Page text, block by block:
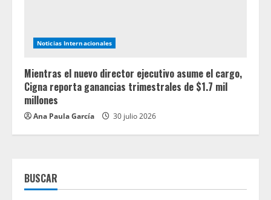
Noticias Internacionales
Mientras el nuevo director ejecutivo asume el cargo,
Cigna reporta ganancias trimestrales de $1.7 mil
millones
Ana Paula García 30 julio 2026
BUSCAR